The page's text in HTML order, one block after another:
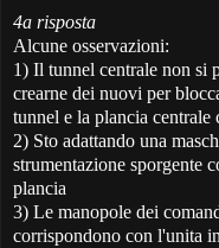
4a risposta
Alcune osservazioni:
1) Il tunnel centrale non si
crearne dei nuovi per
tunnel e la plancia centrale
2) Sto adattando una
strumentazione sporgente
plancia
3) Le manopole dei
corrispondono con l'unita